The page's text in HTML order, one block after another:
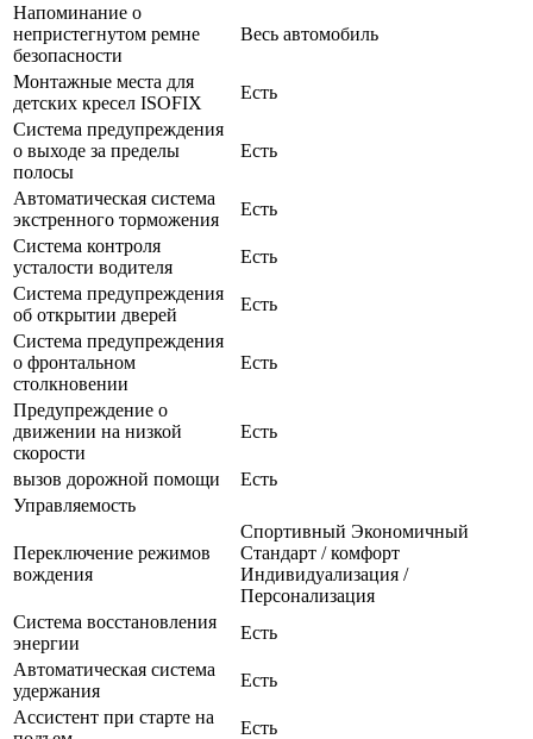
Напоминание о
непристегнутом ремне
безопасности
Весь автомобиль
Монтажные места для
детских кресел ISOFIX
Есть
Система предупреждения
о выходе за пределы
полосы
Есть
Автоматическая система
экстренного торможения
Есть
Система контроля
усталости водителя
Есть
Система предупреждения
об открытии дверей
Есть
Система предупреждения
о фронтальном
столкновении
Есть
Предупреждение о
движении на низкой
скорости
Есть
вызов дорожной помощи
Есть
Управляемость
Переключение режимов
вождения
Спортивный Экономичный
Стандарт / комфорт
Индивидуализация /
Персонализация
Система восстановления
энергии
Есть
Автоматическая система
удержания
Есть
Ассистент при старте на
Есть